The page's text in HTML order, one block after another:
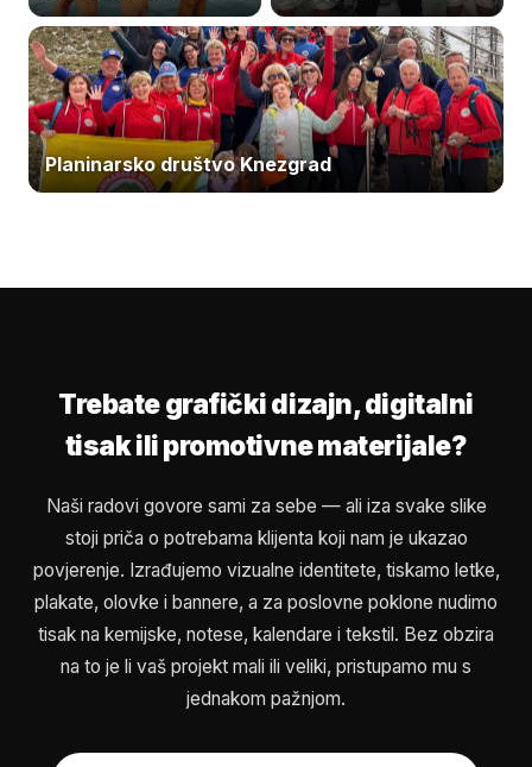
Planinarsko društvo Knezgrad
Trebate grafički dizajn, digitalni
tisak ili promotivne materijale?
Naši radovi govore sami za sebe — ali iza svake slike
stoji priča o potrebama klijenta koji nam je ukazao
povjerenje. Izrađujemo vizualne identitete, tiskamo letke,
plakate, olovke i bannere, a za poslovne poklone nudimo
tisak na kemijske, notese, kalendare i tekstil. Bez obzira
na to je li vaš projekt mali ili veliki, pristupamo mu s
jednakom pažnjom.